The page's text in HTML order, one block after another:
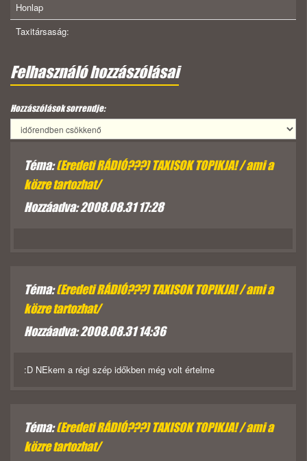
Honlap
Taxitársaság:
Felhasználó hozzászólásai
Hozzászólások sorrendje:
Téma:(Eredeti RÁDIÓ???) TAXISOK TOPIKJA! / ami a
közre tartozhat/
Hozzáadva: 2008.08.31 17:28
Téma:(Eredeti RÁDIÓ???) TAXISOK TOPIKJA! / ami a
közre tartozhat/
Hozzáadva: 2008.08.31 14:36
:D NEkem a régi szép időkben még volt értelme
Téma:(Eredeti RÁDIÓ???) TAXISOK TOPIKJA! / ami a
közre tartozhat/